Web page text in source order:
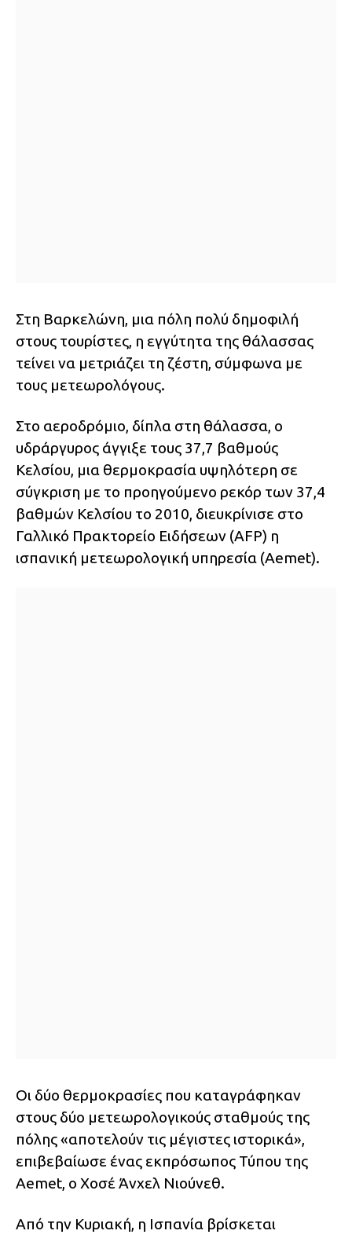
Στη Βαρκελώνη, μια πόλη πολύ δημοφιλή
στους τουρίστες, η εγγύτητα της θάλασσας
τείνει να μετριάζει τη ζέστη, σύμφωνα με
τους μετεωρολόγους.
Στο αεροδρόμιο, δίπλα στη θάλασσα, ο
υδράργυρος άγγιξε τους 37,7 βαθμούς
Κελσίου, μια θερμοκρασία υψηλότερη σε
σύγκριση με το προηγούμενο ρεκόρ των 37,4
βαθμών Κελσίου το 2010, διευκρίνισε στο
Γαλλικό Πρακτορείο Ειδήσεων (AFP) η
ισπανική μετεωρολογική υπηρεσία (Aemet).
Οι δύο θερμοκρασίες που καταγράφηκαν
στους δύο μετεωρολογικούς σταθμούς της
πόλης «αποτελούν τις μέγιστες ιστορικά»,
επιβεβαίωσε ένας εκπρόσωπος Τύπου της
Aemet, ο Χοσέ Άνχελ Νιούνεθ.
Από την Κυριακή, η Ισπανία βρίσκεται